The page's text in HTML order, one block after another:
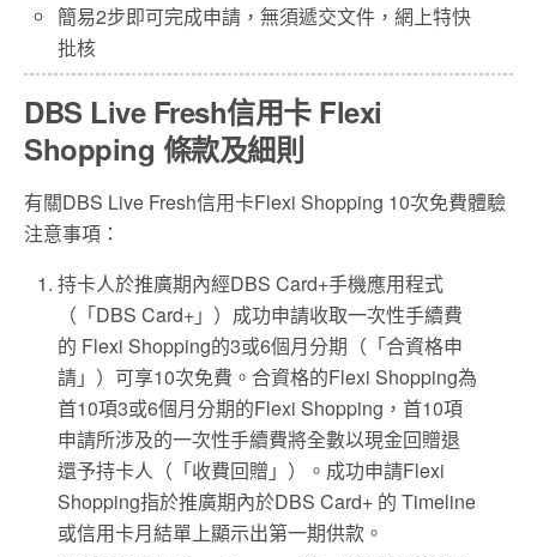
簡易2步即可完成申請，無須遞交文件，網上特快
批核
DBS Live Fresh信用卡 Flexi
Shopping 條款及細則
有關DBS Live Fresh信用卡Flexi Shopping 10次免費體驗
注意事項：
持卡人於推廣期內經DBS Card+手機應用程式
（「DBS Card+」）成功申請收取一次性手續費
的 Flexi Shopping的3或6個月分期（「合資格申
請」）可享10次免費。合資格的Flexi Shopping為
首10項3或6個月分期的Flexi Shopping，首10項
申請所涉及的一次性手續費將全數以現金回贈退
還予持卡人（「收費回贈」）。成功申請Flexi
Shopping指於推廣期內於DBS Card+ 的 Timeline
或信用卡月結單上顯示出第一期供款。